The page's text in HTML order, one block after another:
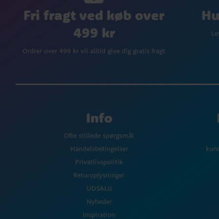
Fri fragt ved køb over
499 kr
Ordrer over 499 kr vil alltid give dig gratis fragt
Info
Ofte stillede spørgsmål
Handelsbetingelser
Privatlivspolitik
Returoplysninger
UDSALG
Nyheder
Inspiration